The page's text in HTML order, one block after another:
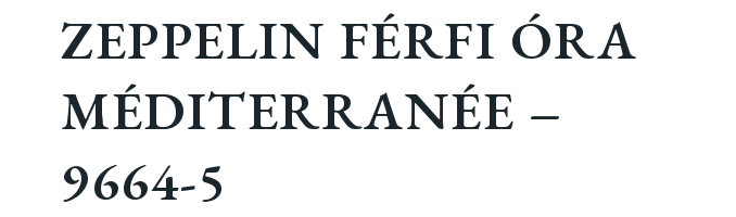
ZEPPELIN FÉRFI ÓRA
MÉDITERRANÉE –
9664-5